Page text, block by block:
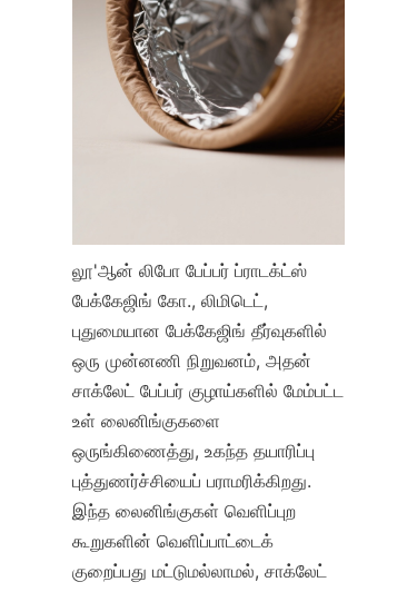
லூ'ஆன் லிபோ பேப்பர் ப்ராடக்ட்ஸ்
பேக்கேஜிங் கோ., லிமிடெட்,
புதுமையான பேக்கேஜிங் தீர்வுகளில்
ஒரு முன்னணி நிறுவனம், அதன்
சாக்லேட் பேப்பர் குழாய்களில் மேம்பட்ட
உள் லைனிங்குகளை
ஒருங்கிணைத்து, உகந்த தயாரிப்பு
புத்துணர்ச்சியைப் பராமரிக்கிறது.
இந்த லைனிங்குகள் வெளிப்புற
கூறுகளின் வெளிப்பாட்டைக்
குறைப்பது மட்டுமல்லாமல், சாக்லேட்